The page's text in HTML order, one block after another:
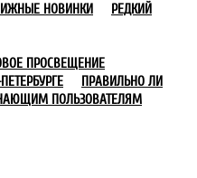
НОВИНКИ
РЕДКИЙ
ПРОСВЕЩЕНИЕ
ПРАВИЛЬНО ЛИ
ПОЛЬЗОВАТЕЛЯМ